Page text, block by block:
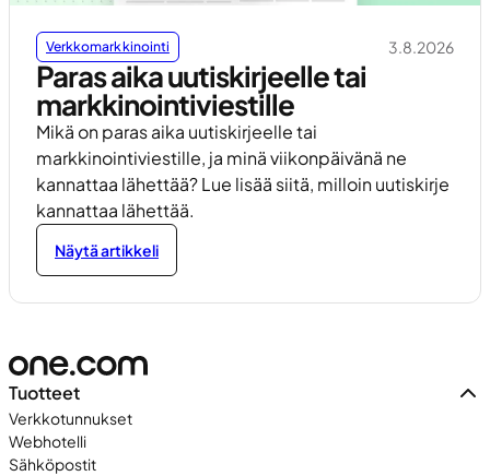
Verkkomarkkinointi 3.8.2026
Paras aika uutiskirjeelle tai
markkinointiviestille
Mikä on paras aika uutiskirjeelle tai
markkinointiviestille, ja minä viikonpäivänä ne
kannattaa lähettää? Lue lisää siitä, milloin uutiskirje
kannattaa lähettää.
Näytä artikkeli
Tuotteet
Verkkotunnukset
Webhotelli
Sähköpostit